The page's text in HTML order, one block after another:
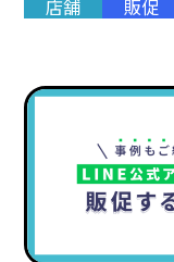
店舗
販促